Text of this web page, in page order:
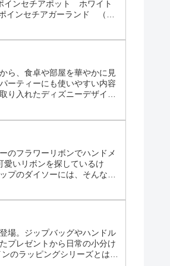
インセチアポット ホワイト
インセチアガーランド （約
ら、食卓や部屋を華やかに見
ーティーにも使いやすい内容
り入れたディズニーデザイン
のフラワーリボンでハンドメ
いリボンを探しているけ
プのダイソーには、そんな願
場。ジップバッグやハンドル
プレゼントから日常の小分け
のラッピングシリーズとは